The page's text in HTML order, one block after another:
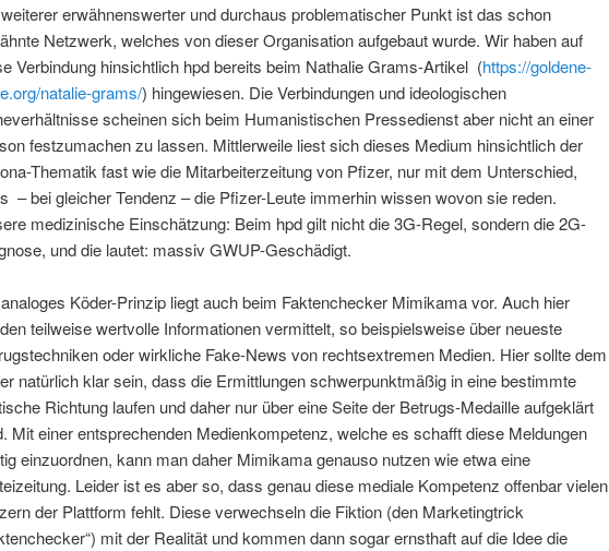
erwähnenswerter und durchaus problematischer Punkt ist das schon
Netzwerk, welches von dieser Organisation aufgebaut wurde. Wir haben auf
Verbindung hinsichtlich hpd bereits beim Nathalie Grams-Artikel (https://goldene-
natalie-grams/) hingewiesen. Die Verbindungen und ideologischen
scheinen sich beim Humanistischen Pressedienst aber nicht an einer
festzumachen zu lassen. Mittlerweile liest sich dieses Medium hinsichtlich der
Thematik fast wie die Mitarbeiterzeitung von Pfizer, nur mit dem Unterschied,
– bei gleicher Tendenz – die Pfizer-Leute immerhin wissen wovon sie reden.
medizinische Einschätzung: Beim hpd gilt nicht die 3G-Regel, sondern die 2G-
und die lautet: massiv GWUP-Geschädigt.
Köder-Prinzip liegt auch beim Faktenchecker Mimikama vor. Auch hier
teilweise wertvolle Informationen vermittelt, so beispielsweise über neueste
oder wirkliche Fake-News von rechtsextremen Medien. Hier sollte dem
natürlich klar sein, dass die Ermittlungen schwerpunktmäßig in eine bestimmte
Richtung laufen und daher nur über eine Seite der Betrugs-Medaille aufgeklärt
Mit einer entsprechenden Medienkompetenz, welche es schafft diese Meldungen
einzuordnen, kann man daher Mimikama genauso nutzen wie etwa eine
Leider ist es aber so, dass genau diese mediale Kompetenz offenbar vielen
der Plattform fehlt. Diese verwechseln die Fiktion (den Marketingtrick
mit der Realität und kommen dann sogar ernsthaft auf die Idee die